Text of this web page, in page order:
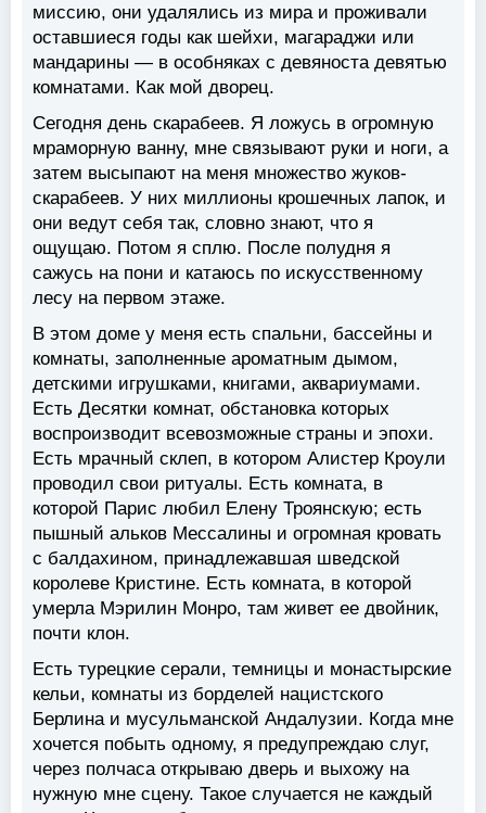
миссию, они удалялись из мира и проживали
оставшиеся годы как шейхи, магараджи или
мандарины — в особняках с девяноста девятью
комнатами. Как мой дворец.
Сегодня день скарабеев. Я ложусь в огромную
мраморную ванну, мне связывают руки и ноги, а
затем высыпают на меня множество жуков-
скарабеев. У них миллионы крошечных лапок, и
они ведут себя так, словно знают, что я
ощущаю. Потом я сплю. После полудня я
сажусь на пони и катаюсь по искусственному
лесу на первом этаже.
В этом доме у меня есть спальни, бассейны и
комнаты, заполненные ароматным дымом,
детскими игрушками, книгами, аквариумами.
Есть Десятки комнат, обстановка которых
воспроизводит всевозможные страны и эпохи.
Есть мрачный склеп, в котором Алистер Кроули
проводил свои ритуалы. Есть комната, в
которой Парис любил Елену Троянскую; есть
пышный альков Мессалины и огромная кровать
с балдахином, принадлежавшая шведской
королеве Кристине. Есть комната, в которой
умерла Мэрилин Монро, там живет ее двойник,
почти клон.
Есть турецкие серали, темницы и монастырские
кельи, комнаты из борделей нацистского
Берлина и мусульманской Андалузии. Когда мне
хочется побыть одному, я предупреждаю слуг,
через полчаса открываю дверь и выхожу на
нужную мне сцену. Такое случается не каждый